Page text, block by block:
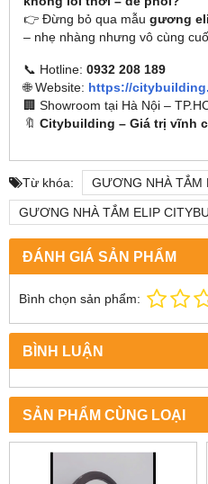
👉 Đừng bỏ qua mẫu gương
– nhẹ nhàng nhưng vô cùng
📞 Hotline: 0932 208 189
🌐 Website: https://
🏢 Showroom tại Hà Nội –
🔖 Citybuilding – Giá trị vĩnh
Từ khóa: GƯƠNG NHÀ TẮM
GƯƠNG NHÀ TẮM ELIP
ĐÁNH GIÁ SẢN PHẨM
Bình chọn sản phẩm:
BÌNH LUẬN
SẢN PHẨM CÙNG LOẠI